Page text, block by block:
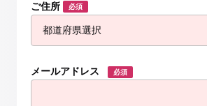
ご住所 必須
メールアドレス 必須